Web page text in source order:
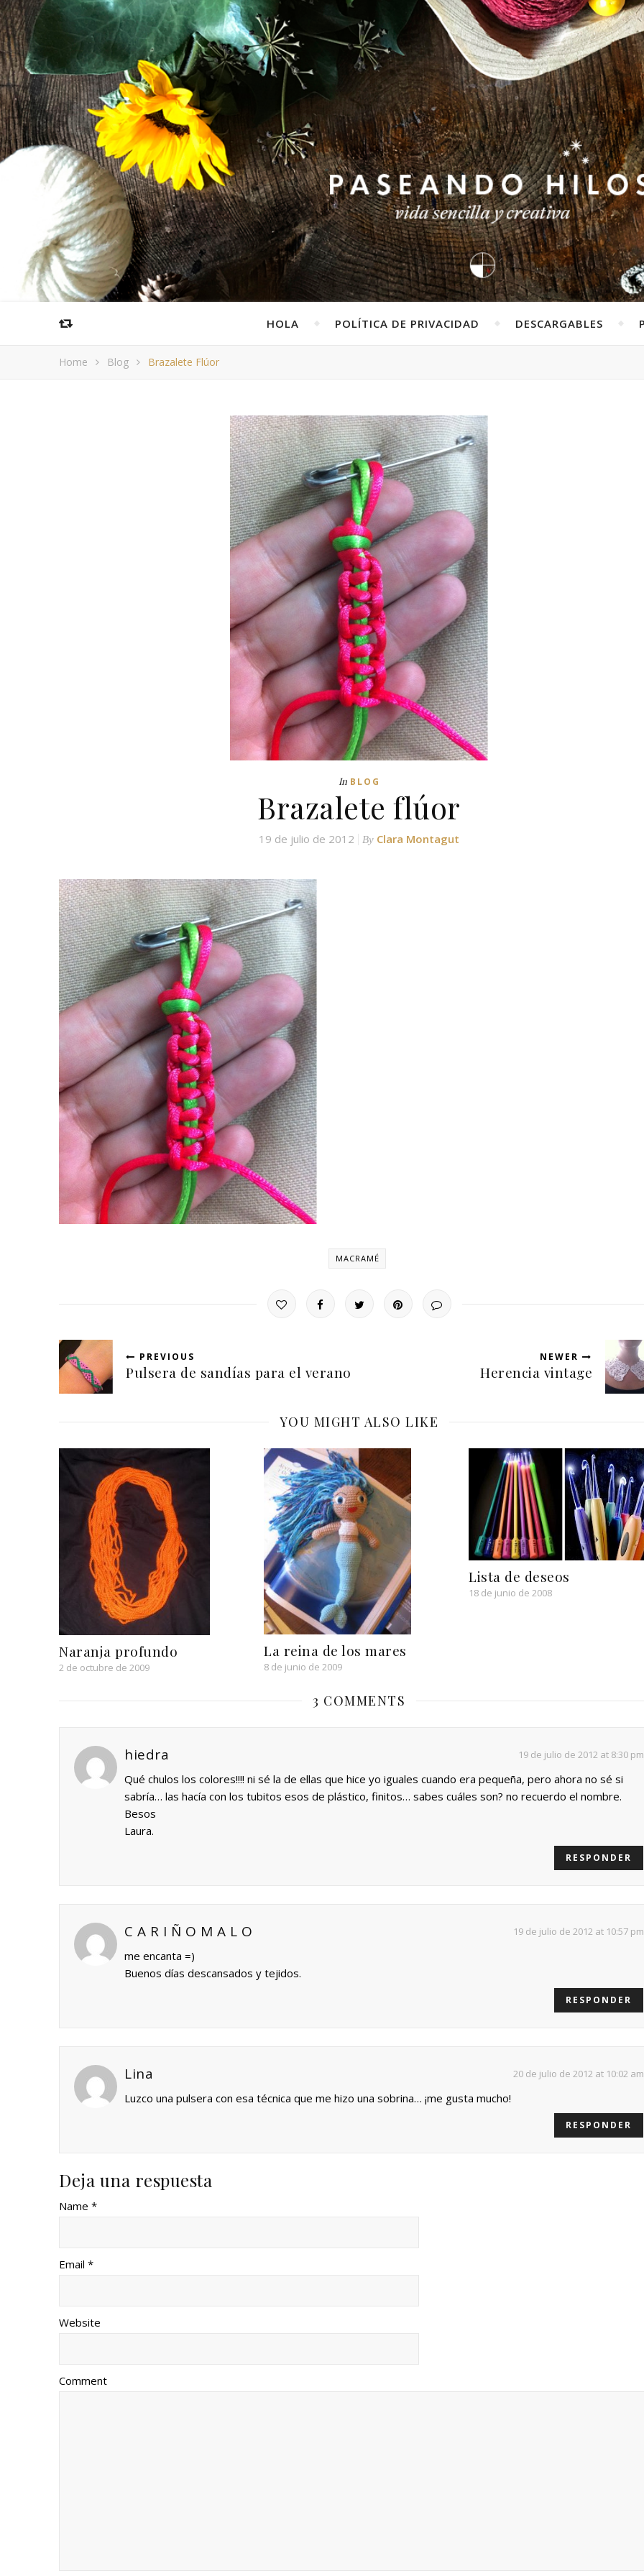
HOLA POLÍTICA DE PRIVACIDAD DESCARGABLES
Home Blog Brazalete Flúor
In BLOG
Brazalete flúor
19 de julio de 2012 By Clara Montagut
MACRAMÉ
PREVIOUS
Pulsera de sandías para el verano
NEWER
Herencia vintage
YOU MIGHT ALSO LIKE
Naranja profundo
2 de octubre de 2009
La reina de los mares
8 de junio de 2009
Lista de deseos
18 de junio de 2008
3 COMMENTS
hiedra 19 de julio de 2012 at 8:30 pm
Qué chulos los colores!!!! ni sé la de ellas que hice yo iguales cuando era pequeña, pero ahora no sé si
sabría… las hacía con los tubitos esos de plástico, finitos… sabes cuáles son? no recuerdo el nombre.
Besos
Laura.
RESPONDER
C A R I Ñ O M A L O 19 de julio de 2012 at 10:57 pm
me encanta =)
Buenos días descansados y tejidos.
RESPONDER
Lina 20 de julio de 2012 at 10:02 am
Luzco una pulsera con esa técnica que me hizo una sobrina… ¡me gusta mucho!
RESPONDER
Deja una respuesta
Name *
Email *
Website
Comment